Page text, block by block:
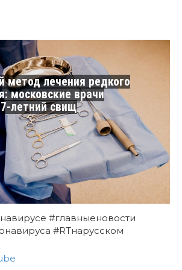
метод лечения редкого
московские врачи
летний свищ
#главныеновости
#RTнарусском